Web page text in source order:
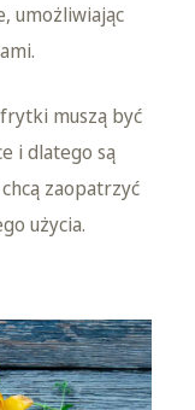
umożliwiając
muszą być
i dlatego są
zaopatrzyć
użycia.